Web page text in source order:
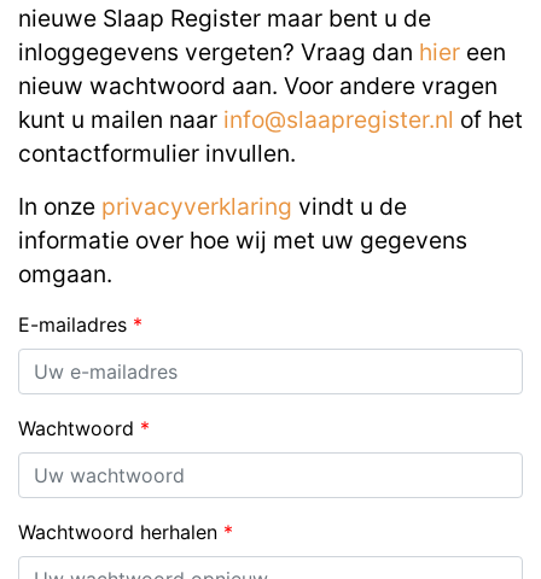
nieuwe Slaap Register maar bent u de
inloggegevens vergeten? Vraag dan hier een
nieuw wachtwoord aan. Voor andere vragen
kunt u mailen naar info@slaapregister.nl of het
contactformulier invullen.
In onze privacyverklaring vindt u de
informatie over hoe wij met uw gegevens
omgaan.
E-mailadres
Wachtwoord
Wachtwoord herhalen